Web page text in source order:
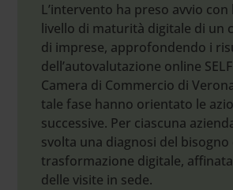
L’intervento ha preso avvio con
livello di maturità digitale di un
di imprese, approfondendo i
dell’autovalutazione online
Camera di Commercio di
tale fase hanno orientato le
successive. Per ciascuna
svolta una diagnosi del bisogno
trasformazione digitale,
delle visite in sede.